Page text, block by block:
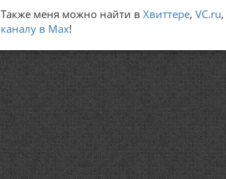
Также меня можно найти в Хвиттере, VC.ru,
каналу в Max!